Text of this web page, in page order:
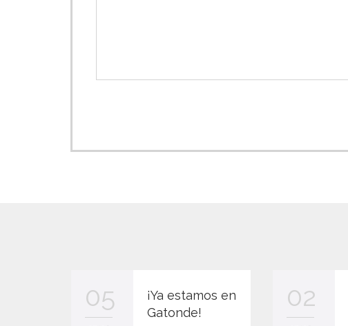
05
¡Ya estamos en
Gatonde!
02